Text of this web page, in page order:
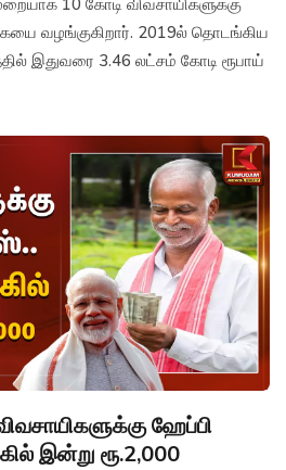
வழங்குகிறார். 2019ல் தொடங்கிய
இதுவரை 3.46 லட்சம் கோடி ரூபாய்
ஹேப்பி
இன்று ரூ.2,000